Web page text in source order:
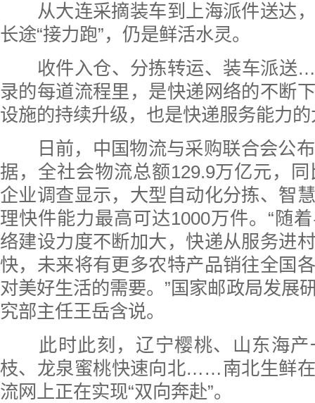
从大连采摘装车到上海派件送达，
长途“接力跑”，仍是鲜活水灵。
收件入仓、分拣转运、装车派送
录的每道流程里，是快递网络的不断
设施的持续升级，也是快递服务能力
日前，中国物流与采购联合会公
据，全社会物流总额129.9万亿元，
企业调查显示，大型自动化分拣、智
理快件能力最高可达1000万件。“随
络建设力度不断加大，快递从服务进
快，未来将有更多农特产品销往全国
对美好生活的需要。”国家邮政局发展
究部主任王岳含说。
此时此刻，辽宁樱桃、山东海产
枝、龙泉蜜桃快速向北……南北生鲜
流网上正在实现“双向奔赴”。